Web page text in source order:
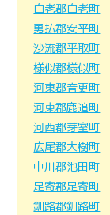
白老郡白老町
勇払郡安平町
沙流郡平取町
様似郡様似町
河東郡音更町
河東郡鹿追町
河西郡芽室町
広尾郡大樹町
中川郡池田町
足寄郡足寄町
釧路郡釧路町